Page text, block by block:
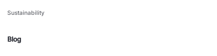
Sustainability
Blog